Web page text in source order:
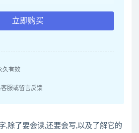
立即购买
久有效
客服或留言反馈
,除了要会读,还要会写,以及了解它的